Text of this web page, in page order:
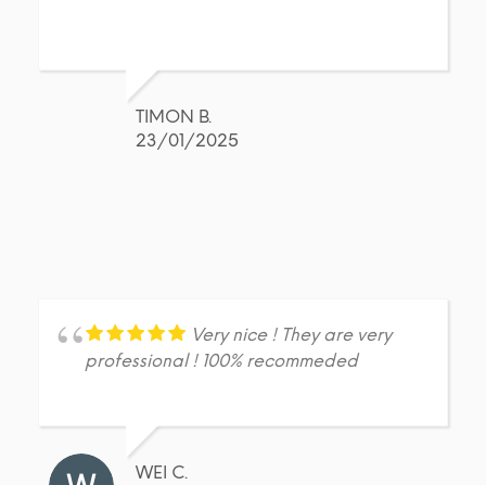
TIMON B.
23/01/2025
Very nice ! They are very
professional ! 100% recommeded
WEI C.